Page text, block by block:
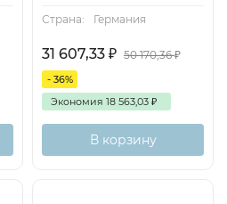
Страна:
Германия
31 607,33 ₽ 50 170,36₽
- 36%
Экономия 18 563,03 ₽
В корзину